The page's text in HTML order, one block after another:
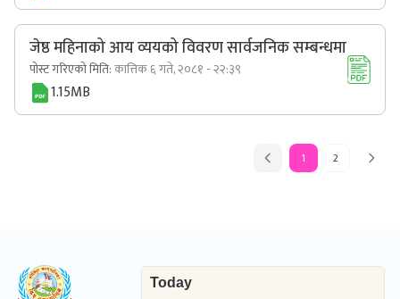
जेष्ठ महिनाको आय व्ययको विवरण सार्वजनिक सम्बन्धमा
पोस्ट गरिएको मिति:कात्तिक ६ गते, २०८१ - २२:३९
1.15MB
1 2